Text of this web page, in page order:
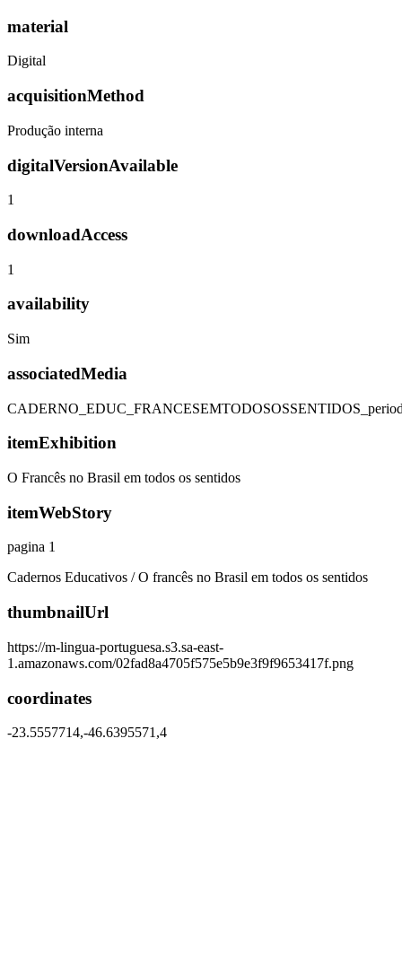
material
Digital
acquisitionMethod
Produção interna
digitalVersionAvailable
1
downloadAccess
1
availability
Sim
associatedMedia
itemExhibition
O Francês no Brasil em todos os sentidos
itemWebStory
pagina 1
Cadernos Educativos / O francês no Brasil em todos os sentidos
thumbnailUrl
https://m-lingua-portuguesa.s3.sa-east-
1.amazonaws.com/02fad8a4705f575e5b9e3f9f9653417f.png
coordinates
-23.5557714,-46.6395571,4